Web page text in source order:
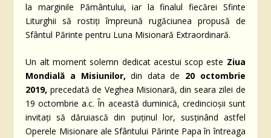
la marginile Pământului, iar la finalul fiecărei Sfinte
Liturghii să rostiți împreună rugăciunea propusă de
Sfântul Părinte pentru Luna Misionară Extraordinară.
Un alt moment solemn dedicat acestui scop este Ziua
Mondială a Misiunilor, din data de 20 octombrie
2019, precedată de Veghea Misionară, din seara zilei de
19 octombrie a.c. În această duminică, credincioșii sunt
invitați să dăruiască din puținul lor, susținând astfel
Operele Misionare ale Sfântului Părinte Papa în întreaga